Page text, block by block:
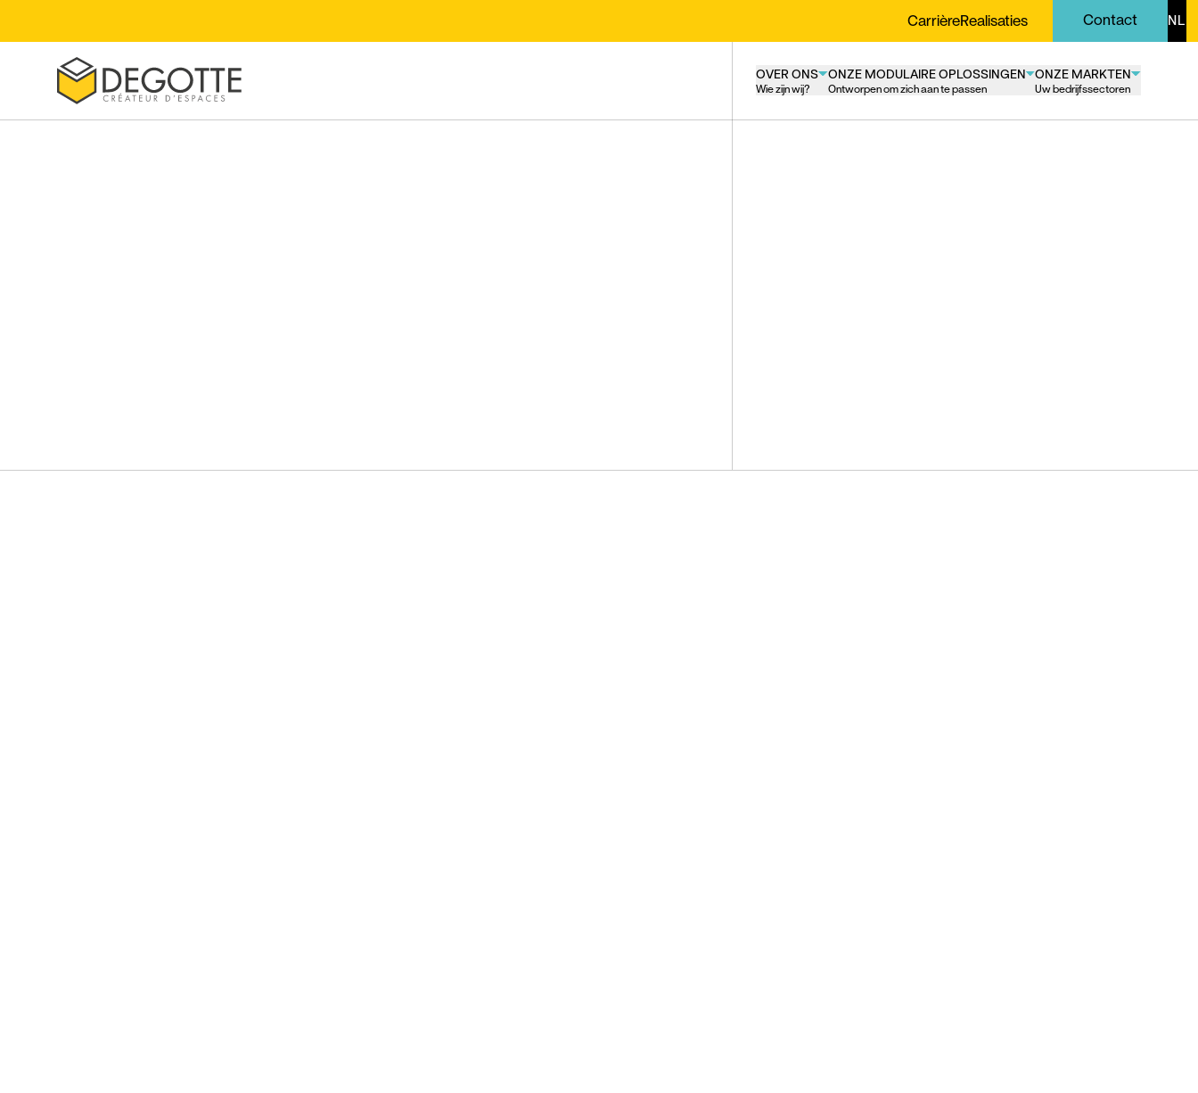
CarrièreRealisaties Contact NL
OVER ONS
Wie zijn wij?
ONZE MODULAIRE OPLOSSINGEN
Ontworpen om zich aan te passen
ONZE MARKTEN
Uw bedrijfssectoren